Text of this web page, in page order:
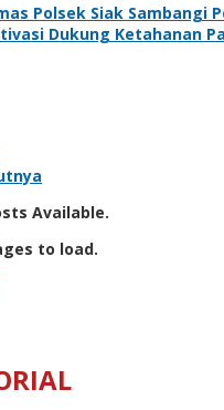
Polsek Siak Sambangi
Dukung Ketahanan
Available.
to load.